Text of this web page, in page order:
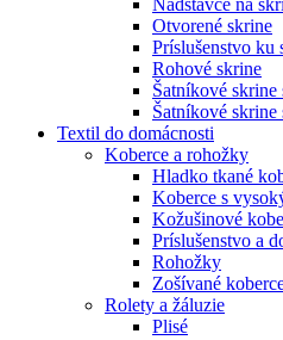
Otvorené skrine
Príslušenstvo ku
Rohové skrine
Šatníkové
Šatníkové
Textil do domácnosti
Koberce a rohožky
Hladko tkané
Koberce s
Kožušinové
Príslušenstvo a
Rohožky
Zošívané
Rolety a žáluzie
Plisé